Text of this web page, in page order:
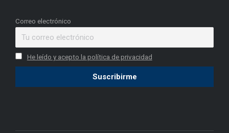
opens
window
opens
window
Correo electrónico
He leído y acepto la política de privacidad